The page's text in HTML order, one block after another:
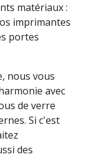
matériaux :
imprimantes
portes
nous vous
avec
de verre
Si c'est
des